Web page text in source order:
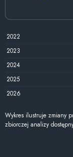
2022
2023
2024
2025
2026
Wykres ilustruje zmiany
zbiorczej analizy